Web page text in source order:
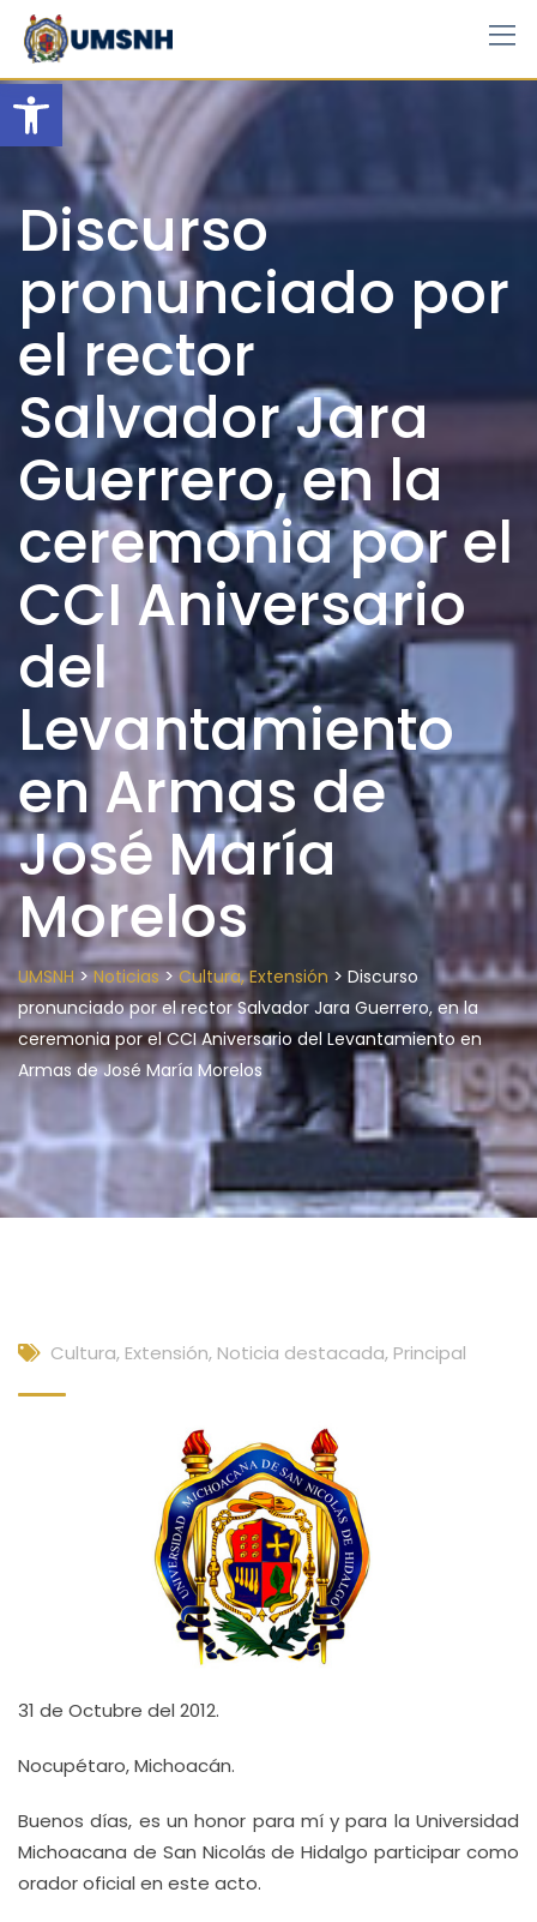
Open toolbar
Skip
content
Discurso
pronunciado por
el rector
Salvador Jara
Guerrero, en la
ceremonia por el
CCI Aniversario
del
Levantamiento
en Armas de
José María
Morelos
UMSNH >Noticias>Cultura, Extensión > Discurso
pronunciado por el rector Salvador Jara Guerrero, en la
ceremonia por el CCI Aniversario del Levantamiento en
Armas de José María Morelos
Cultura, Extensión, Noticia destacada, Principal
31 de Octubre del 2012.
Nocupétaro, Michoacán.
Buenos días, es un honor para mí y para la Universidad
Michoacana de San Nicolás de Hidalgo participar como
orador oficial en este acto.